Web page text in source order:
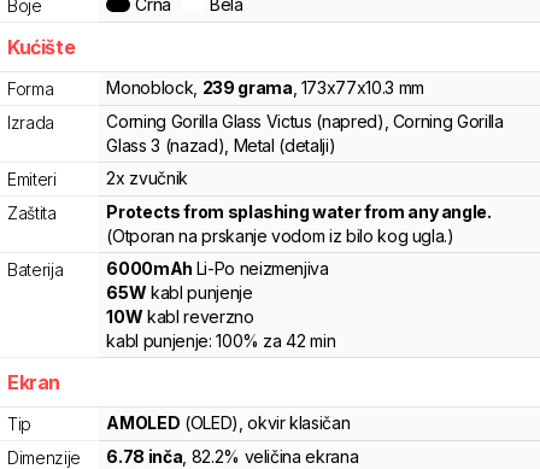
Boje
Crna Bela
Kućište
Forma Monoblock 239 grama 173x77x10.3 mm
Izrada
Corning Gorilla Glass Victus (napred), Corning Gorilla
Glass 3 (nazad), Metal (detalji)
Emiteri
2x zvučnik
Zaštita
Protects from splashing water from any angle.
(Otporan na prskanje vodom iz bilo kog ugla.)
Baterija
6000mAh Li-Po neizmenjiva
65W kabl punjenje
10W kabl reverzno
kabl punjenje:100% za 42 min
Ekran
Tip AMOLED (OLED) , okvir klasičan
Dimenzije
6.78 inča , 82.2% veličina ekrana